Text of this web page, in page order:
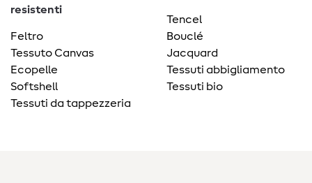
resistenti
Feltro
Tessuto Canvas
Ecopelle
Softshell
Tessuti da tappezzeria
Tencel
Bouclé
Jacquard
Tessuti abbigliamento
Tessuti bio